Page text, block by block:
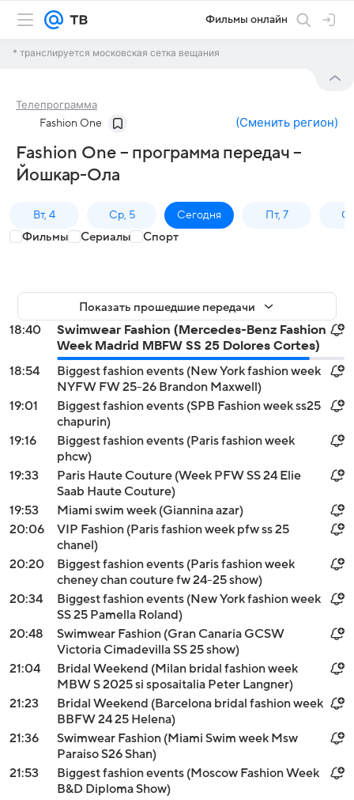
Фильмы онлайн
* транслируется московская сетка вещания
Телепрограмма
Fashion One (Сменить регион)
Fashion One – программа передач –
Йошкар-Ола
Вт, 4 Ср, 5 Сегодня Пт, 7
Фильмы Сериалы Спорт
Показать прошедшие передачи
18:40
Swimwear Fashion (Mercedes-Benz Fashion
Week Madrid MBFW SS 25 Dolores Cortes)
18:54
Biggest fashion events (New York fashion week
NYFW FW 25-26 Brandon Maxwell)
19:01
Biggest fashion events (SPB Fashion week ss25
chapurin)
19:16
Biggest fashion events (Paris fashion week
phcw)
19:33
Paris Haute Couture (Week PFW SS 24 Elie
Saab Haute Couture)
19:53
Miami swim week (Giannina azar)
20:06
VIP Fashion (Paris fashion week pfw ss 25
chanel)
20:20
Biggest fashion events (Paris fashion week
cheney chan couture fw 24-25 show)
20:34
Biggest fashion events (New York fashion week
SS 25 Pamella Roland)
20:48
Swimwear Fashion (Gran Canaria GCSW
Victoria Cimadevilla SS 25 show)
21:04
Bridal Weekend (Milan bridal fashion week
MBW S 2025 si sposaitalia Peter Langner)
21:23
Bridal Weekend (Barcelona bridal fashion week
BBFW 24 25 Helena)
21:36
Swimwear Fashion (Miami Swim week Msw
Paraiso S26 Shan)
21:53
Biggest fashion events (Moscow Fashion Week
B&D Diploma Show)